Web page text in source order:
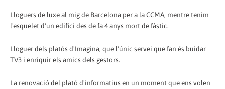
Lloguers de luxe al mig de Barcelona per a la CCMA, mentre tenim
l'esquelet d'un edifici des de fa 4 anys mort de fàstic.
Lloguer dels platós d'Imagina, que l'únic servei que fan és buidar
TV3 i enriquir els amics dels gestors.
La renovació del plató d'informatius en un moment que ens volen